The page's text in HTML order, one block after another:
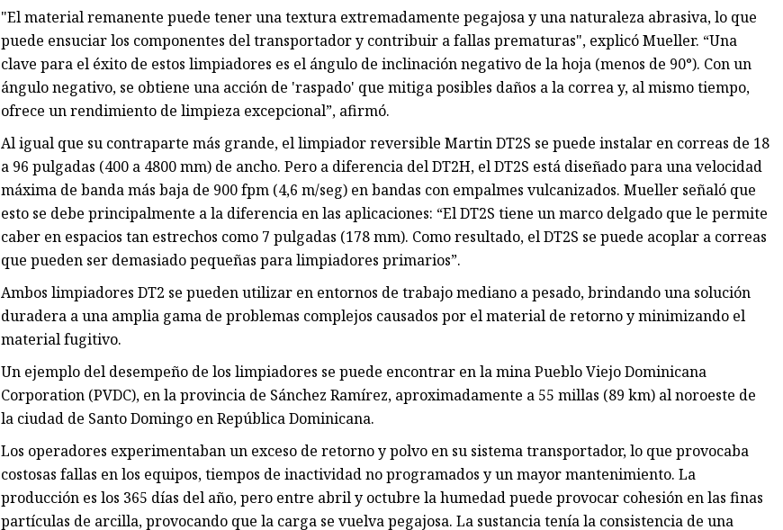
"El material remanente puede tener una textura extremadamente pegajosa y una naturaleza abrasiva, lo que
puede ensuciar los componentes del transportador y contribuir a fallas prematuras", explicó Mueller. “Una
clave para el éxito de estos limpiadores es el ángulo de inclinación negativo de la hoja (menos de 90°). Con un
ángulo negativo, se obtiene una acción de 'raspado' que mitiga posibles daños a la correa y, al mismo tiempo,
ofrece un rendimiento de limpieza excepcional”, afirmó.
Al igual que su contraparte más grande, el limpiador reversible Martin DT2S se puede instalar en correas de 18
a 96 pulgadas (400 a 4800 mm) de ancho. Pero a diferencia del DT2H, el DT2S está diseñado para una velocidad
máxima de banda más baja de 900 fpm (4,6 m/seg) en bandas con empalmes vulcanizados. Mueller señaló que
esto se debe principalmente a la diferencia en las aplicaciones: “El DT2S tiene un marco delgado que le permite
caber en espacios tan estrechos como 7 pulgadas (178 mm). Como resultado, el DT2S se puede acoplar a correas
que pueden ser demasiado pequeñas para limpiadores primarios”.
Ambos limpiadores DT2 se pueden utilizar en entornos de trabajo mediano a pesado, brindando una solución
duradera a una amplia gama de problemas complejos causados ​​por el material de retorno y minimizando el
material fugitivo.
Un ejemplo del desempeño de los limpiadores se puede encontrar en la mina Pueblo Viejo Dominicana
Corporation (PVDC), en la provincia de Sánchez Ramírez, aproximadamente a 55 millas (89 km) al noroeste de
la ciudad de Santo Domingo en República Dominicana.
Los operadores experimentaban un exceso de retorno y polvo en su sistema transportador, lo que provocaba
costosas fallas en los equipos, tiempos de inactividad no programados y un mayor mantenimiento. La
producción es los 365 días del año, pero entre abril y octubre la humedad puede provocar cohesión en las finas
partículas de arcilla, provocando que la carga se vuelva pegajosa. La sustancia tenía la consistencia de una